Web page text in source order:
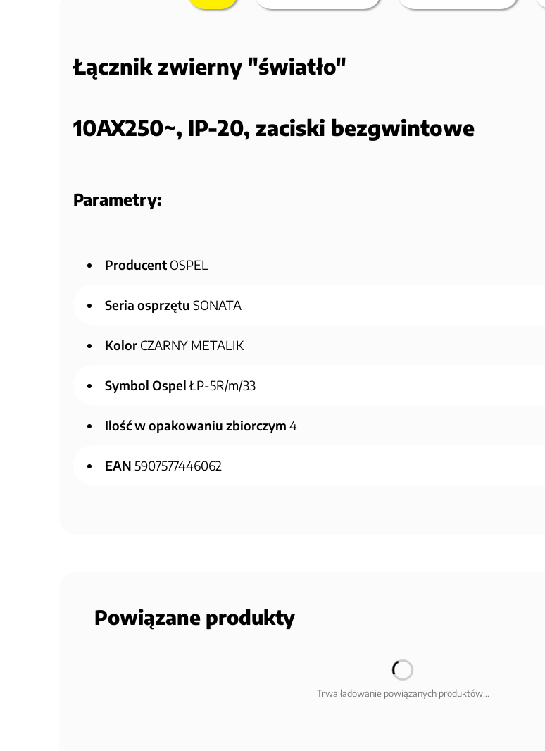
Łącznik zwierny "światło"
10AX250~, IP-20, zaciski bezgwintowe
Parametry:
Producent OSPEL
Seria osprzętu SONATA
Kolor CZARNY METALIK
Symbol Ospel ŁP-5R/m/33
Ilość w opakowaniu zbiorczym 4
EAN 5907577446062
Powiązane produkty
Trwa ładowanie powiązanych produktów...